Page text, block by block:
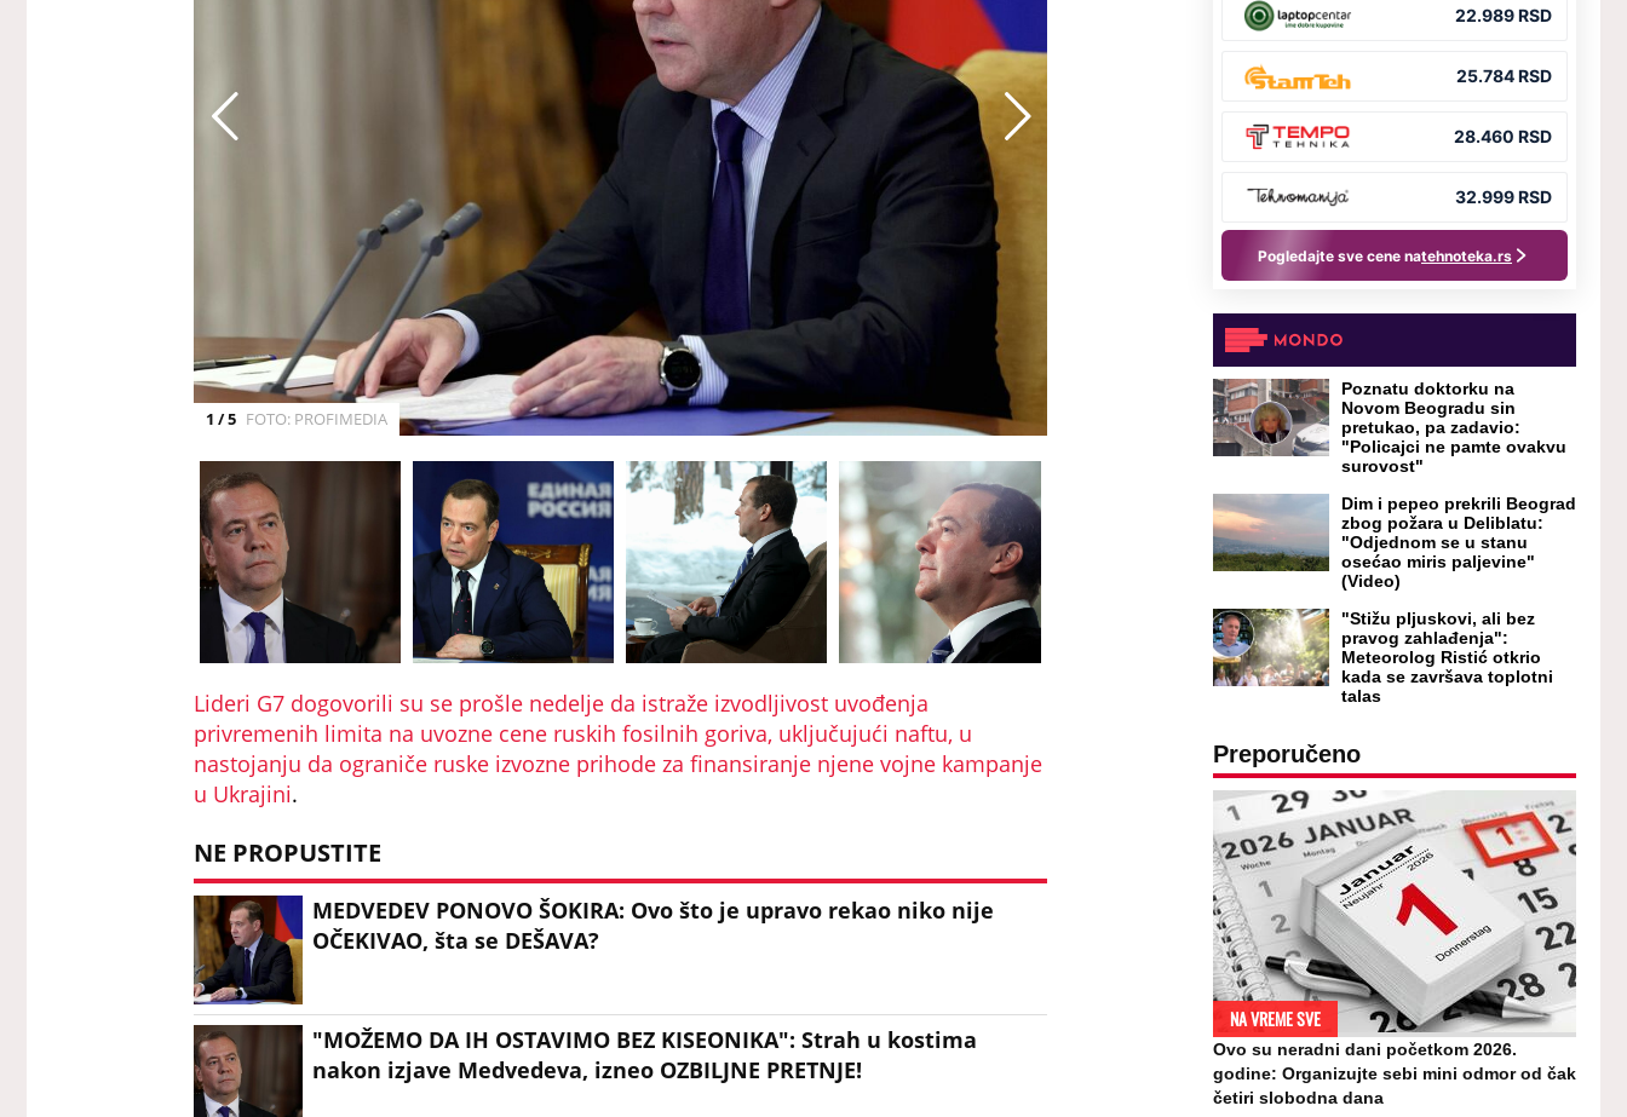
1 / 5 FOTO: PROFIMEDIA
Lideri G7 dogovorili su se prošle nedelje da istraže izvodljivost uvođenja
privremenih limita na uvozne cene ruskih fosilnih goriva, uključujući naftu, u
nastojanju da ograniče ruske izvozne prihode za finansiranje njene vojne kampanje
u Ukrajini.
NE PROPUSTITE
MEDVEDEV PONOVO ŠOKIRA: Ovo što je upravo rekao niko nije
OČEKIVAO, šta se DEŠAVA?
"MOŽEMO DA IH OSTAVIMO BEZ KISEONIKA": Strah u kostima
nakon izjave Medvedeva, izneo OZBILJNE PRETNJE!
Poznatu doktorku na
Novom Beogradu sin
pretukao, pa zadavio:
"Policajci ne pamte ovakvu
surovost"
Dim i pepeo prekrili Beograd
zbog požara u Deliblatu:
"Odjednom se u stanu
osećao miris paljevine"
(Video)
"Stižu pljuskovi, ali bez
pravog zahlađenja":
Meteorolog Ristić otkrio
kada se završava toplotni
talas
Preporučeno
NA VREME SVE
Ovo su neradni dani početkom 2026.
godine: Organizujte sebi mini odmor od čak
četiri slobodna dana